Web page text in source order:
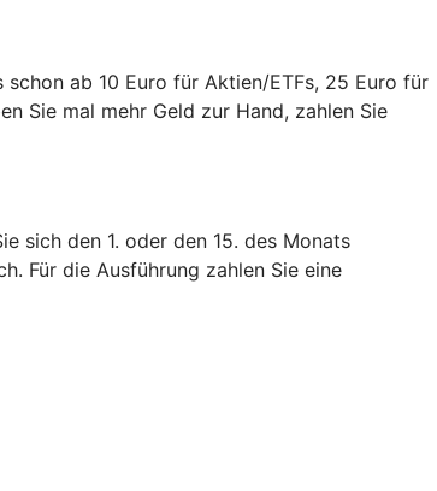
ab 10 Euro für Aktien/ETFs, 25 Euro für
Sie mal mehr Geld zur Hand, zahlen Sie
sich den 1. oder den 15. des Monats
Für die Ausführung zahlen Sie eine